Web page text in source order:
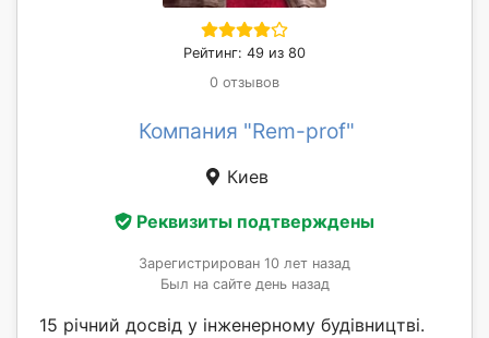
Рейтинг: 49 из 80
0 отзывов
Компания "Rem-prof"
Киев
Реквизиты подтверждены
Зарегистрирован 10 лет назад
Был на сайте день назад
15 річний досвід у інженерному будівництві.